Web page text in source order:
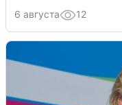
6 августа 12